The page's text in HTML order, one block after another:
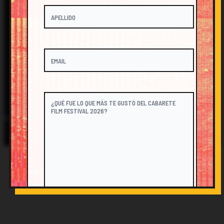
© 2026 Cabarete Film Festival. All Rights Reserved.